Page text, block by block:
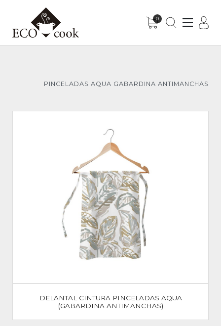
0
PINCELADAS AQUA GABARDINA ANTIMANCHAS
DELANTAL CINTURA PINCELADAS AQUA
(GABARDINA ANTIMANCHAS)